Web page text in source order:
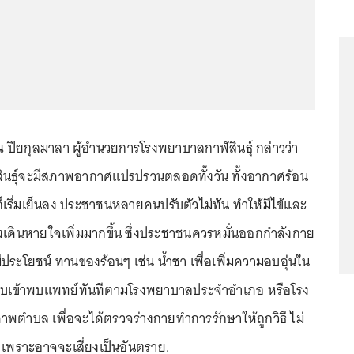
ยกุลมาลา ผู้อำนวยการโรงพยาบาลกาฬสินธุ์ กล่าวว่า
ธุ์จะมีสภาพอากาศแปรปรวนตลอดทั้งวัน ทั้งอากาศร้อน
มเย็นลง ประชาชนหลายคนปรับตัวไม่ทัน ทำให้มีไข้และ
ดินหายใจเพิ่มมากขึ้น ซึ่งประชาชนควรหมั่นออกกำลังกาย
ะโยชน์ ทานของร้อนๆ เช่น น้ำชา เพื่อเพิ่มความอบอุ่นใน
เข้าพบแพทย์ทันทีตามโรงพยาบาลประจำอำเภอ หรือโรง
พตำบล เพื่อจะได้ตรวจร่างกายทำการรักษาให้ถูกวิธี ไม่
พราะอาจจะเสี่ยงเป็นอันตราย.